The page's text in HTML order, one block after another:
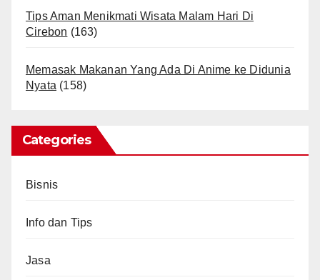
Tips Aman Menikmati Wisata Malam Hari Di
Cirebon (163)
Memasak Makanan Yang Ada Di Anime ke Didunia
Nyata (158)
Categories
Bisnis
Info dan Tips
Jasa